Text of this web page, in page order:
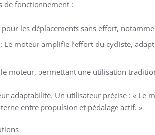
de fonctionnement :
les déplacements sans effort,
: Le moteur amplifie l’effort du cycliste,
le moteur, permettant une utilisation
adaptabilité. Un utilisateur précise : « Le
entre propulsion et pédalage actif. »